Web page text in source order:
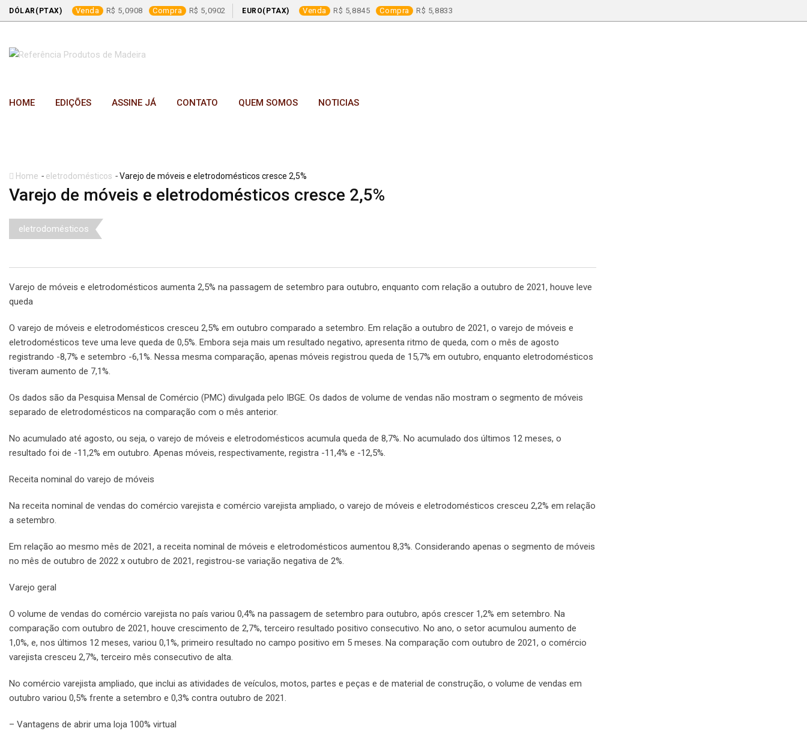
DÓLAR(PTAX) Venda 5,0908 Compra 5,0902 EURO(PTAX) Venda 5,8845 Compra 5,8833
content
HOME EDIÇÕES ASSINE JÁ CONTATO QUEM SOMOS NOTICIAS
Home - eletrodomésticos -Varejo de móveis e eletrodomésticos cresce 2,5%
Varejo de móveis e eletrodomésticos cresce 2,5%
eletrodomésticos
Varejo de móveis e eletrodomésticos aumenta 2,5% na passagem de setembro para outubro, enquanto com relação a outubro de 2021, houve leve
queda
O varejo de móveis e eletrodomésticos cresceu 2,5% em outubro comparado a setembro. Em relação a outubro de 2021, o varejo de móveis e
eletrodomésticos teve uma leve queda de 0,5%. Embora seja mais um resultado negativo, apresenta ritmo de queda, com o mês de agosto
registrando -8,7% e setembro -6,1%. Nessa mesma comparação, apenas móveis registrou queda de 15,7% em outubro, enquanto eletrodomésticos
tiveram aumento de 7,1%.
Os dados são da Pesquisa Mensal de Comércio (PMC) divulgada pelo IBGE. Os dados de volume de vendas não mostram o segmento de móveis
separado de eletrodomésticos na comparação com o mês anterior.
No acumulado até agosto, ou seja, o varejo de móveis e eletrodomésticos acumula queda de 8,7%. No acumulado dos últimos 12 meses, o
resultado foi de -11,2% em outubro. Apenas móveis, respectivamente, registra -11,4% e -12,5%.
Receita nominal do varejo de móveis
Na receita nominal de vendas do comércio varejista e comércio varejista ampliado, o varejo de móveis e eletrodomésticos cresceu 2,2% em relação
a setembro.
Em relação ao mesmo mês de 2021, a receita nominal de móveis e eletrodomésticos aumentou 8,3%. Considerando apenas o segmento de móveis
no mês de outubro de 2022 x outubro de 2021, registrou-se variação negativa de 2%.
Varejo geral
O volume de vendas do comércio varejista no país variou 0,4% na passagem de setembro para outubro, após crescer 1,2% em setembro. Na
comparação com outubro de 2021, houve crescimento de 2,7%, terceiro resultado positivo consecutivo. No ano, o setor acumulou aumento de
1,0%, e, nos últimos 12 meses, variou 0,1%, primeiro resultado no campo positivo em 5 meses. Na comparação com outubro de 2021, o comércio
varejista cresceu 2,7%, terceiro mês consecutivo de alta.
No comércio varejista ampliado, que inclui as atividades de veículos, motos, partes e peças e de material de construção, o volume de vendas em
outubro variou 0,5% frente a setembro e 0,3% contra outubro de 2021.
– Vantagens de abrir uma loja 100% virtual